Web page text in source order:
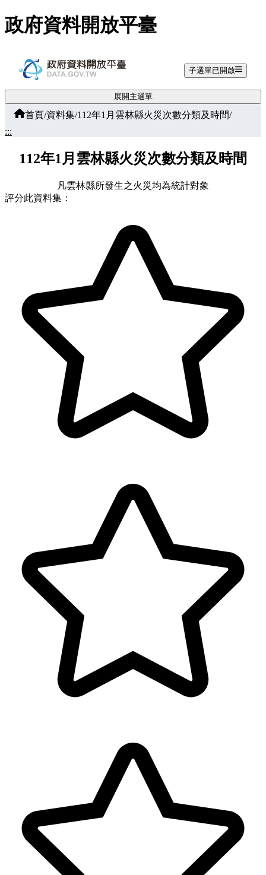
跳至主要內容
政府資料開放平臺
子選單已開啟
展開主選單
首頁/資料集/112年1月雲林縣火災次數分類及時間/
:::
112年1月雲林縣火災次數分類及時間
凡雲林縣所發生之火災均為統計對象
評分此資料集：